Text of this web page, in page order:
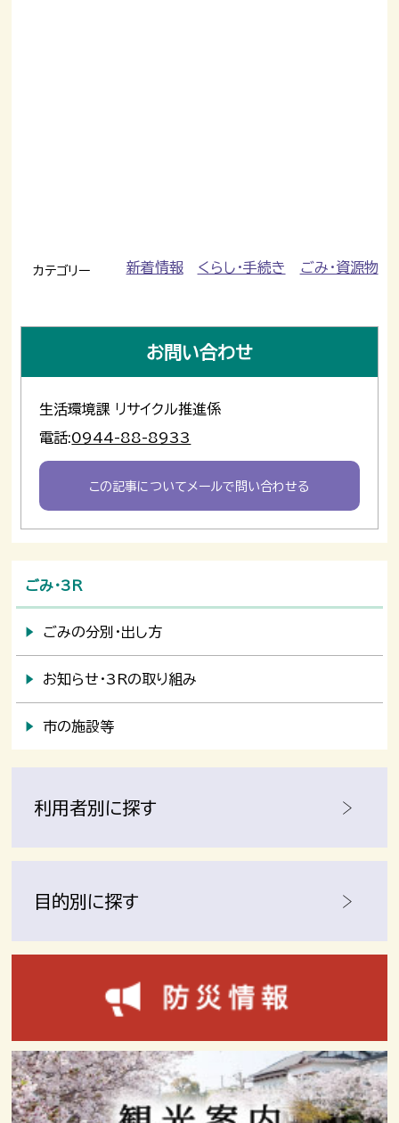
カテゴリー 新着情報 くらし・手続き ごみ・資源物
お問い合わせ
生活環境課 リサイクル推進係
電話:0944-88-8933
この記事についてメールで問い合わせる
ごみ・3R
ごみの分別・出し方
お知らせ・3Rの取り組み
市の施設等
利用者別に探す
目的別に探す